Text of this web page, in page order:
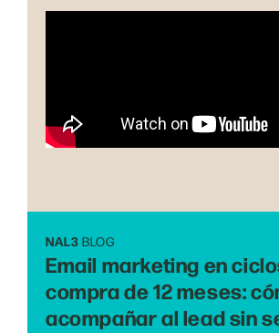
NAL3 BLOG
Email marketing en
compra de 12 meses:
acompañar al lead sin